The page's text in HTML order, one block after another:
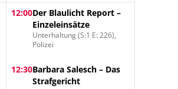
12:00Der Blaulicht Report –
Einzeleinsätze
Unterhaltung (S:1 E: 226),
Polizei
12:30Barbara Salesch – Das
Strafgericht